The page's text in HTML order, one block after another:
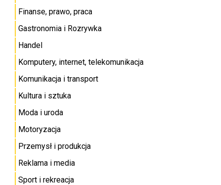
Finanse, prawo, praca
Gastronomia i Rozrywka
Handel
Komputery, internet, telekomunikacja
Komunikacja i transport
Kultura i sztuka
Moda i uroda
Motoryzacja
Przemysł i produkcja
Reklama i media
Sport i rekreacja